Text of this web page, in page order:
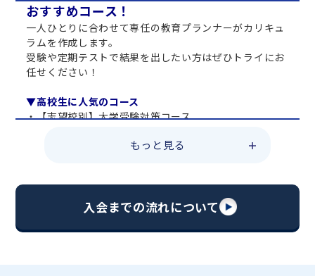
おすすめコース！
一人ひとりに合わせて専任の教育プランナーがカリキュ
ラムを作成します。
受験や定期テストで結果を出したい方はぜひトライにお
任せください！
▼高校生に人気のコース
・【志望校別】大学受験対策コース
・総合型選抜直前対策コース
・【志望校別】公立・私立高校受験対策コース
もっと見る
入会までの流れについて